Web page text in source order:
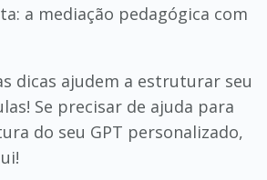
a mediação pedagógica com
dicas ajudem a estruturar seu
Se precisar de ajuda para
do seu GPT personalizado,